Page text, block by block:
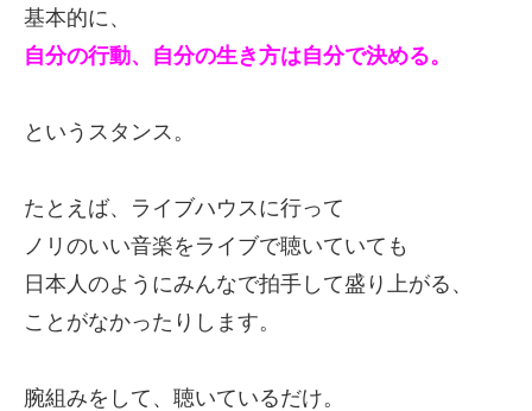
基本的に、
自分の行動、自分の生き方は自分で決める。
というスタンス。
たとえば、ライブハウスに行って
ノリのいい音楽をライブで聴いていても
日本人のようにみんなで拍手して盛り上がる、
ことがなかったりします。
腕組みをして、聴いているだけ。